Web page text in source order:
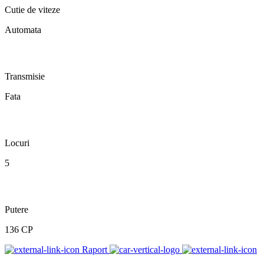
Cutie de viteze
Automata
Transmisie
Fata
Locuri
5
Putere
136 CP
Raport